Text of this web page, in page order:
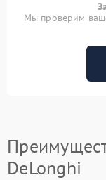
Мы проверим
DeLonghi